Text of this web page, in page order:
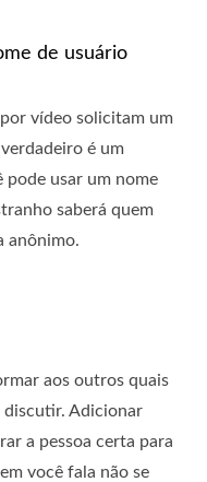
de usuário
vídeo solicitam um
é um
pode usar um nome
saberá quem
anônimo.
aos outros quais
discutir. Adicionar
a pessoa certa para
você fala não se